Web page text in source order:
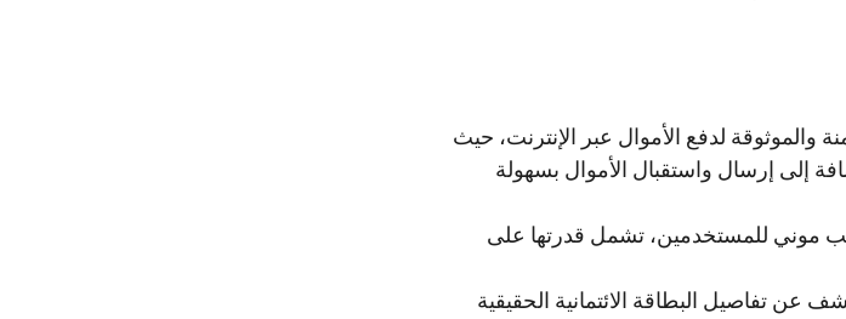
لدفع الأموال عبر الإنترنت، حيث
إلى إرسال واستقبال الأموال بسهولة
موني للمستخدمين، تشمل قدرتها على
عن تفاصيل البطاقة الائتمانية الحقيقية